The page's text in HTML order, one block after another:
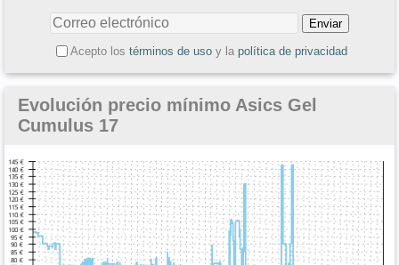
Acepto los términos de usoy la política de privacidad
Evolución precio mínimo Asics Gel
Cumulus 17